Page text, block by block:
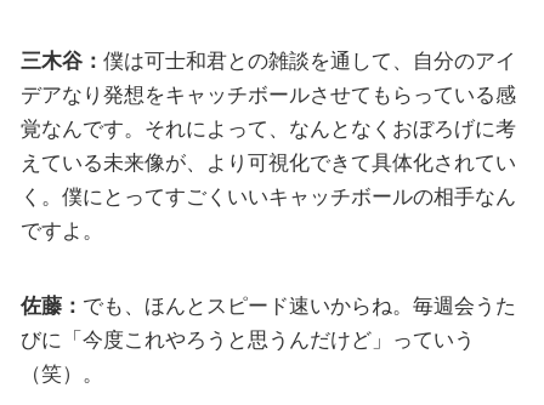
三木谷： 僕は可士和君との雑談を通して、自分のアイ
デアなり発想をキャッチボールさせてもらっている感
覚なんです。それによって、なんとなくおぼろげに考
えている未来像が、より可視化できて具体化されてい
く。僕にとってすごくいいキャッチボールの相手なん
ですよ。
佐藤： でも、ほんとスピード速いからね。毎週会うた
びに「今度これやろうと思うんだけど」っていう
（笑）。